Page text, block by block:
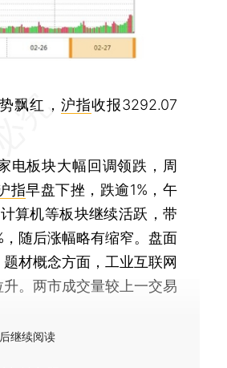
飘红， 沪指收报3292.07
板块大幅回调领跌，周
指早盘下挫，跌逾1%，午
算机等板块继续活跃，带
随后涨幅略有缩窄。盘面
材概念方面，工业互联网
。两市成交量较上一交易
继续阅读